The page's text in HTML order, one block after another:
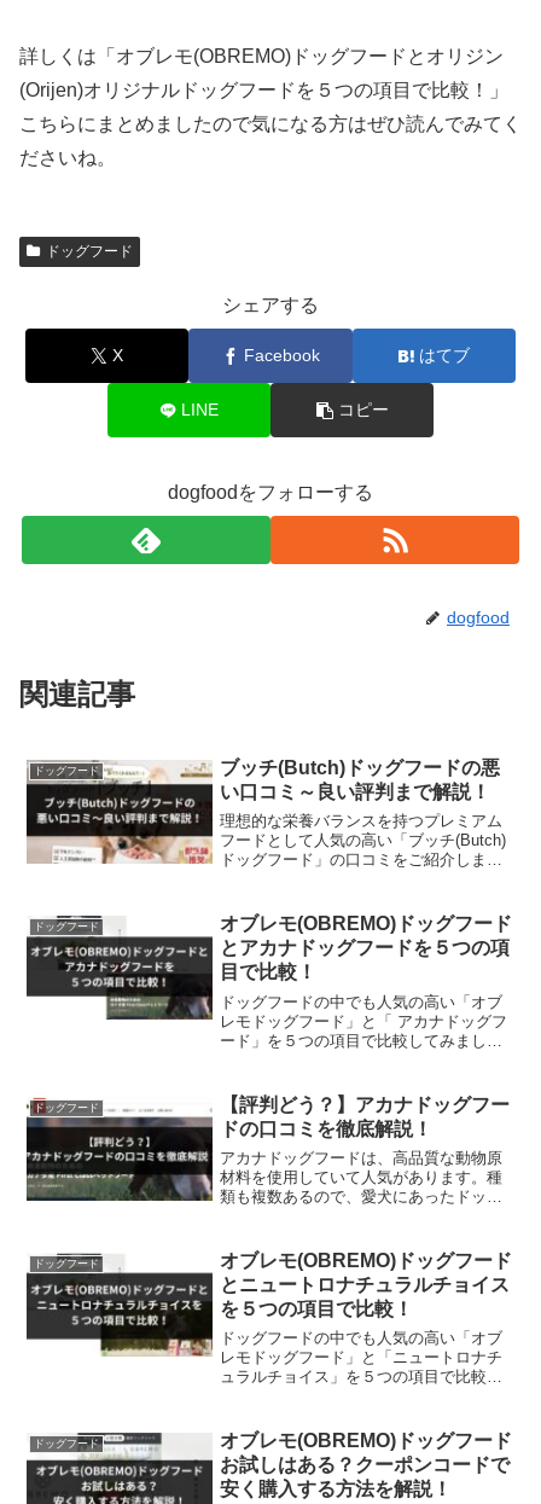
詳しくは「オブレモ(OBREMO)ドッグフードとオリジン
(Orijen)オリジナルドッグフードを５つの項目で比較！」
こちらにまとめましたので気になる方はぜひ読んでみてく
ださいね。
ドッグフード
シェアする
X Facebook はてブ
LINE コピー
dogfoodをフォローする
dogfood
関連記事
ドッグフード
ブッチ(Butch)ドッグフードの悪
い口コミ～良い評判まで解説！
理想的な栄養バランスを持つプレミアム
フードとして人気の高い「ブッチ(Butch)
ドッグフード」の口コミをご紹介しま
くまでも中立的な立場で嘘なく真実を伝
えていけたらと思い...
ドッグフード
オブレモ(OBREMO)ドッグフード
とアカナドッグフードを５つの項
目で比較！
ドッグフードの中でも人気の高い「オブ
レモドッグフード」と「 アカナドッグフ
ード」を５つの項目で比較してみまし
応年齢」「4.獣医師の評価」「5.価格」を
徹底比較し...
ドッグフード
【評判どう？】アカナドッグフー
ドの口コミを徹底解説！
アカナドッグフードは、高品質な動物原
材料を使用していて人気があります。種
類も複数あるので、愛犬にあったドッグ
際に調べてみると、良い口コミ～悪い評
判までありました。ここで...
ドッグフード
オブレモ(OBREMO)ドッグフード
とニュートロナチュラルチョイス
を５つの項目で比較！
ドッグフードの中でも人気の高い「オブ
レモドッグフード」と「ニュートロナチ
ュラルチョイス」を５つの項目で比較し
料」「3.対応年齢」「4.獣医師の評価」
「5.価格」を徹...
ドッグフード
オブレモ(OBREMO)ドッグフード
お試しはある？クーポンコードで
安く購入する方法を解説！